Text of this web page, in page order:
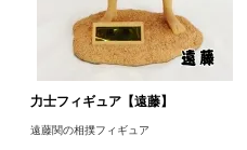
力士フィギュア【遠藤】
遠藤関の相撲フィギュア